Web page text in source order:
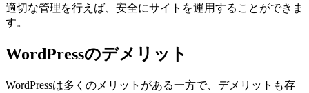
適切な管理を行えば、安全にサイトを運用することができま
す。
WordPressのデメリット
WordPressは多くのメリットがある一方で、デメリットも存